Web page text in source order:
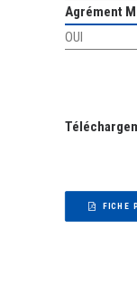
Agrément
OUI
FICHE